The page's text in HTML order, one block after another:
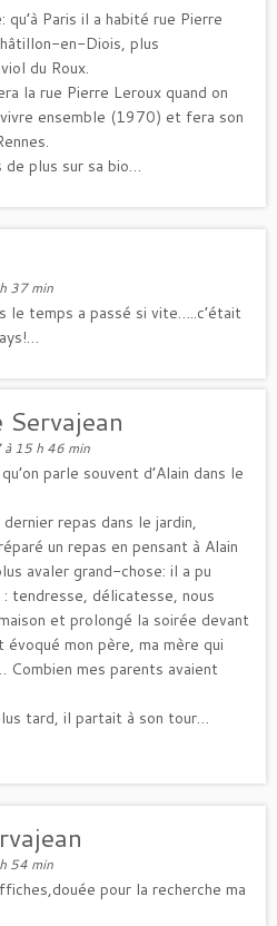
qu’à Paris il a habité rue Pierre
en-Diois, plus
du Roux.
la rue Pierre Leroux quand on
ensemble (1970) et fera son
de plus sur sa bio…
37 min
le temps a passé si vite…..c’était
Servajean
15 h 46 min
parle souvent d’Alain dans le
dernier repas dans le jardin,
un repas en pensant à Alain
avaler grand-chose: il a pu
tendresse, délicatesse, nous
et prolongé la soirée devant
mon père, ma mère qui
mes parents avaient
tard, il partait à son tour…
54 min
pour la recherche ma